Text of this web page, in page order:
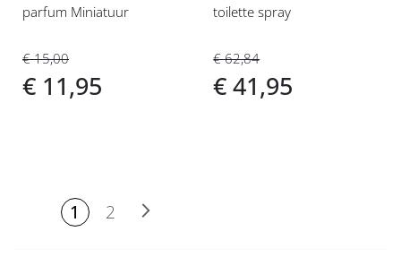
parfum Miniatuur
€ 15,00
€ 11,95
toilette spray
€ 62,84
€ 41,95
U lees
1 2